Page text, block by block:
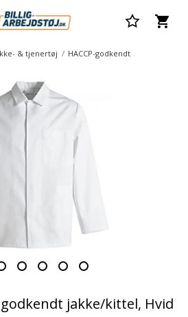
& tjenertøj HACCP-godkendt
godkendt jakke/kittel, Hvid